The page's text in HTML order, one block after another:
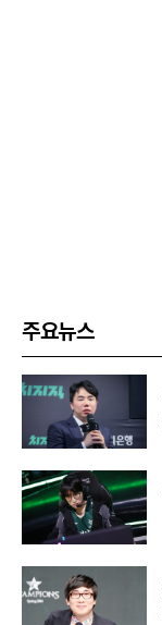
주요뉴스